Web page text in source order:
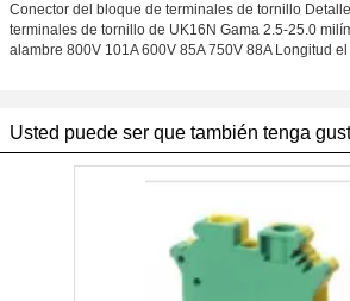
Conector del bloque de terminales de tornillo
terminales de tornillo de UK16N Gama 2.5-25.0
alambre 800V 101A 600V 85A 750V 88A Longitud
Usted puede ser que también tenga